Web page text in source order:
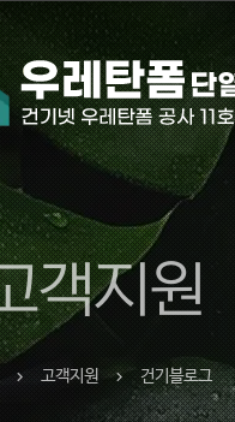
객지원
chevron_right 고객지원 chevron_right 건기블로그